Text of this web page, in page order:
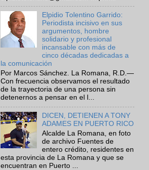
Elpidio Tolentino Garrido:
Periodista incisivo en sus
argumentos, hombre
solidario y profesional
incansable con más de
cinco décadas dedicadas a
la comunicación
Por Marcos Sánchez. La Romana, R.D.—
Con frecuencia observamos el resultado
de la trayectoria de una persona sin
detenernos a pensar en el l...
DICEN, DETIENEN A TONY
ADAMES EN PUERTO RICO
Alcalde La Romana, en foto
de archivo Fuentes de
entero crédito, residentes en
esta provincia de La Romana y que se
encuentran en Puerto ...